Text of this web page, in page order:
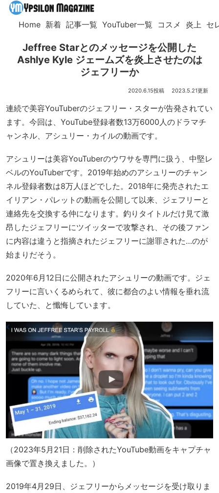
Home 新着 記事一覧 YouTuber一覧 コスメ 炎上 セ
Jeffree Starとのメッセージを公開した
Ashlye Kyle ジェームズを炎上させたのは
ジェフリーか
2020.6.15 2023.5.21
連続で美容YouTuberのジェフリー・スターが告発されてい
ます。今回は、YouTube登録者数13万6000人のドラマチ
ャンネル、アシュリー・カイルの動画です。
アシュリーは美容YouTuberのウワサを専門に扱う、中堅レ
ベルのYouTuberです。2019年始めのアシュリーのチャン
ネル登録者数は8万人ほどでした。2018年に発売されたエ
イリアン・パレットの動画を公開して以来、ジェフリーと
連絡先を交換する仲になります。釣りタイトルだけ見て激
昂したジェフリーにツイッターで攻撃され、その後ファン
に内容は違うと指摘されたジェフリーに謝罪された…のが
始まりだそう。
2020年6月12日に公開されたアシュリーの動画です。ジェ
フリーに言いくるめられて、彼に都合のよい情報を垂れ流
していた、と懺悔しています。
（2023年5月21日：削除されたYouTube動画をキャプチャ
画像で置き換えました。）
2019年4月29日、ジェフリーからメッセージを受け取りま